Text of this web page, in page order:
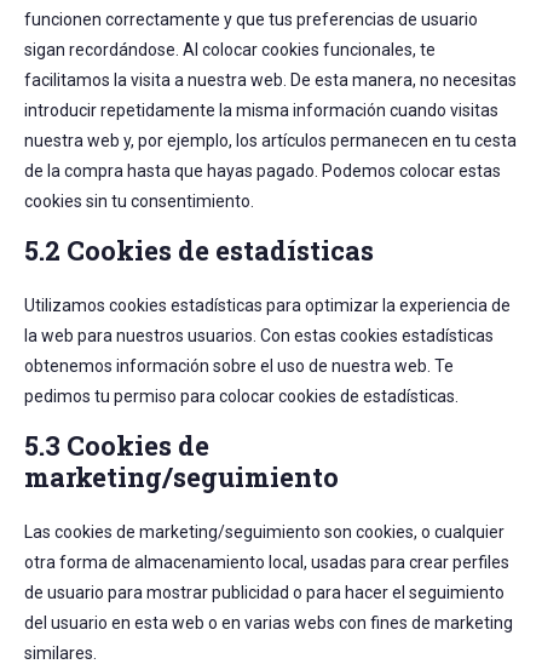
funcionen correctamente y que tus preferencias de usuario
sigan recordándose. Al colocar cookies funcionales, te
facilitamos la visita a nuestra web. De esta manera, no necesitas
introducir repetidamente la misma información cuando visitas
nuestra web y, por ejemplo, los artículos permanecen en tu cesta
de la compra hasta que hayas pagado. Podemos colocar estas
cookies sin tu consentimiento.
5.2 Cookies de estadísticas
Utilizamos cookies estadísticas para optimizar la experiencia de
la web para nuestros usuarios. Con estas cookies estadísticas
obtenemos información sobre el uso de nuestra web. Te
pedimos tu permiso para colocar cookies de estadísticas.
5.3 Cookies de
marketing/seguimiento
Las cookies de marketing/seguimiento son cookies, o cualquier
otra forma de almacenamiento local, usadas para crear perfiles
de usuario para mostrar publicidad o para hacer el seguimiento
del usuario en esta web o en varias webs con fines de marketing
similares.